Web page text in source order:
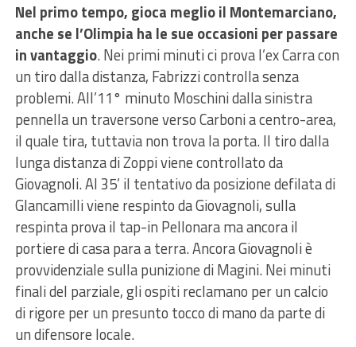
Nel primo tempo, gioca meglio il Montemarciano,
anche se l’Olimpia ha le sue occasioni per passare
in vantaggio. Nei primi minuti ci prova l’ex Carra con
un tiro dalla distanza, Fabrizzi controlla senza
problemi. All’11° minuto Moschini dalla sinistra
pennella un traversone verso Carboni a centro-area,
il quale tira, tuttavia non trova la porta. Il tiro dalla
lunga distanza di Zoppi viene controllato da
Giovagnoli. Al 35’ il tentativo da posizione defilata di
GIancamilli viene respinto da Giovagnoli, sulla
respinta prova il tap-in Pellonara ma ancora il
portiere di casa para a terra. Ancora Giovagnoli è
provvidenziale sulla punizione di Magini. Nei minuti
finali del parziale, gli ospiti reclamano per un calcio
di rigore per un presunto tocco di mano da parte di
un difensore locale.